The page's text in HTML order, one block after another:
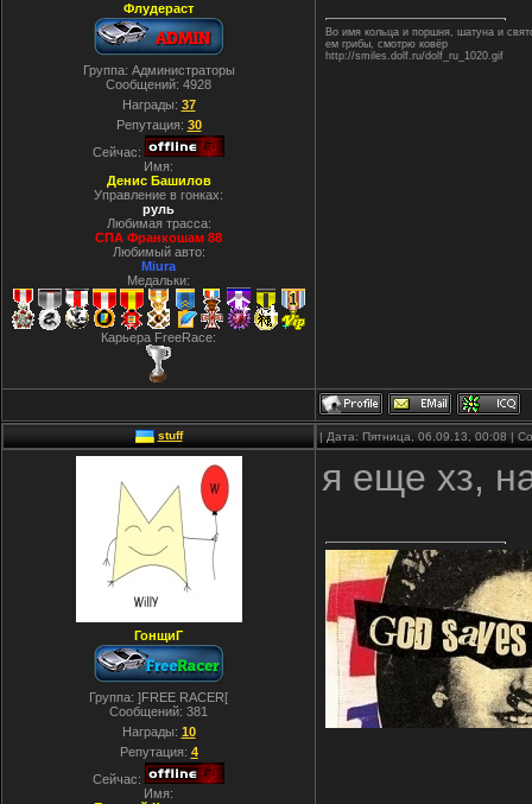
Флудераст
Группа: Администраторы
Сообщений: 4928
Награды: 37
Репутация: 30
Сейчас:
Имя:
Денис Башилов
Управление в гонках:
руль
Любимая трасса:
СПА Франкошам 88
Любимый авто:
Miura
Медальки:
Карьера FreeRace:
Во имя кольца и поршня, шатуна и
ем грибы, смотрю ковёр
http://smiles.dolf.ru/dolf_ru_1020.gif
stuff | Дата: Пятница, 06.09.13, 00:08 |
ГонщиГ
Группа: ]FREE RACER[
Сообщений: 381
Награды: 10
Репутация: 4
Сейчас:
Имя:
я еще хз,